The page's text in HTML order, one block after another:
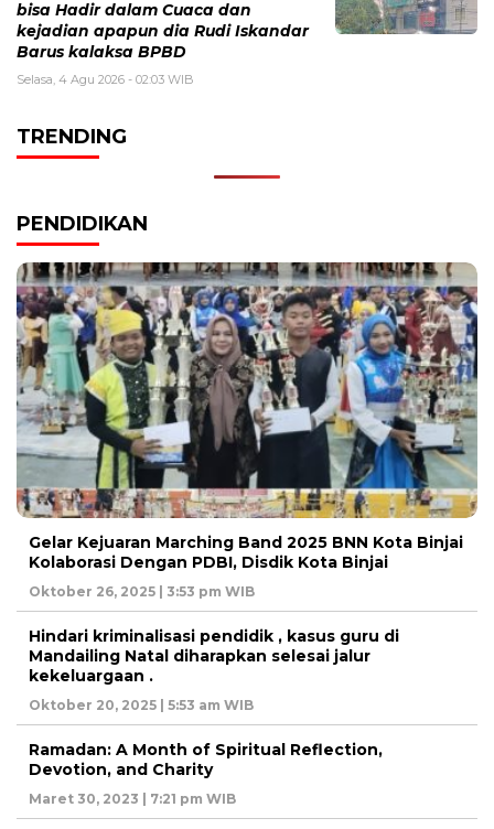
bisa Hadir dalam Cuaca dan
kejadian apapun dia Rudi Iskandar
Barus kalaksa BPBD
Selasa, 4 Agu 2026 - 02:03 WIB
TRENDING
PENDIDIKAN
Gelar Kejuaran Marching Band 2025 BNN Kota Binjai
Kolaborasi Dengan PDBI, Disdik Kota Binjai
Oktober 26, 2025 | 3:53 pm WIB
Hindari kriminalisasi pendidik , kasus guru di
Mandailing Natal diharapkan selesai jalur
kekeluargaan .
Oktober 20, 2025 | 5:53 am WIB
Ramadan: A Month of Spiritual Reflection,
Devotion, and Charity
Maret 30, 2023 | 7:21 pm WIB